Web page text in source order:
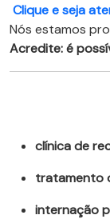
Clique e seja
Nós estamos
Acredite: é
clínica de
tratamento
internação